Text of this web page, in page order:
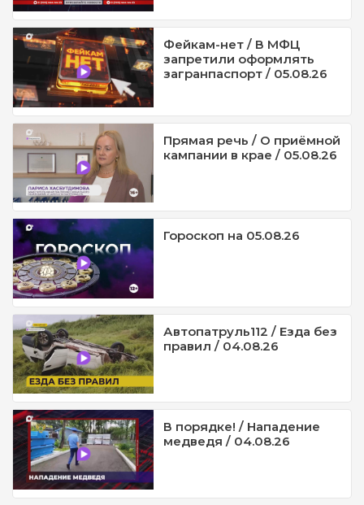
Фейкам-нет / В МФЦ
запретили оформлять
загранпаспорт / 05.08.26
Прямая речь / О приёмной
кампании в крае / 05.08.26
Гороскоп на 05.08.26
Автопатруль112 / Езда без
правил / 04.08.26
В порядке! / Нападение
медведя / 04.08.26